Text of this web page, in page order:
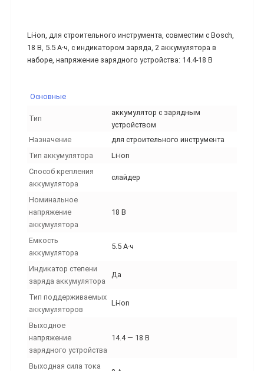
Li-ion, для строительного инструмента, совместим с Bosch,
18 В, 5.5 А·ч, с индикатором заряда, 2 аккумулятора в
наборе, напряжение зарядного устройства: 14.4-18 В
Основные
Тип
аккумулятор с зарядным
устройством
Назначение
для строительного инструмента
Тип аккумулятора
Li-ion
Способ крепления
аккумулятора
слайдер
Номинальное
напряжение
аккумулятора
18 В
Емкость
аккумулятора
5.5 А·ч
Индикатор степени
заряда аккумулятора
Да
Тип поддерживаемых
аккумуляторов
Li-ion
Выходное
напряжение
зарядного устройства
14.4 — 18 В
Выходная сила тока